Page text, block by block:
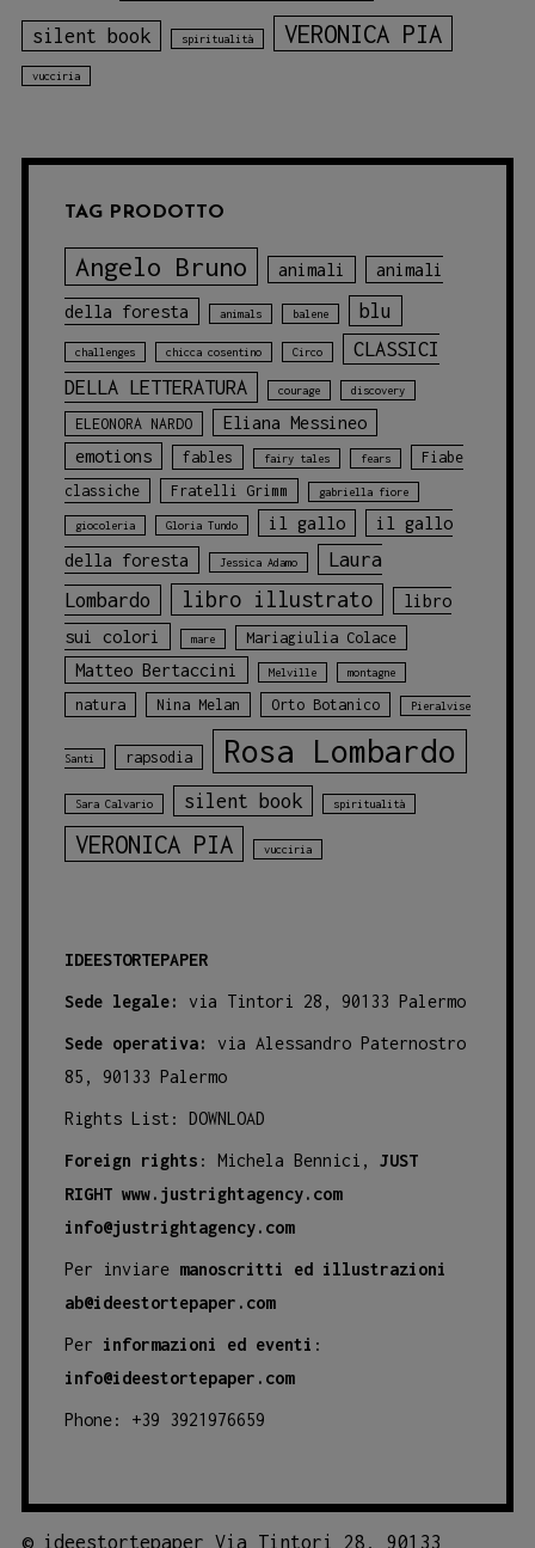
silent book spiritualità VERONICA PIA
vucciria
TAG PRODOTTO
Angelo Bruno animali animali
della foresta animals balene blu
challenges chicca cosentino Circo
CLASSICI
DELLA LETTERATURA
courage discovery
ELEONORA NARDO
Eliana Messineo
emotions
fables fairy tales fears
Fiabe
classiche
Fratelli Grimm gabriella fiore
giocoleria Gloria Tundo il gallo
il gallo
della foresta
Jessica Adamo
Laura
Lombardo
libro illustrato
libro
sui colori
mare Mariagiulia Colace
Matteo Bertaccini Melville montagne
natura Nina Melan Orto Botanico Pieralvise
Santi rapsodia Rosa Lombardo
Sara Calvario silent book spiritualità
VERONICA PIA vucciria
IDEESTORTEPAPER
Sede legale: via Tintori 28, 90133 Palermo
Sede operativa:
via Alessandro Paternostro
85, 90133 Palermo
Rights List: DOWNLOAD
Foreign rights : Michela Bennici, JUST
RIGHT www.justrightagency.com
info@justrightagency.com
Per inviare manoscritti ed illustrazioni
ab@ideestortepaper.com
Per informazioni ed eventi :
info@ideestortepaper.com
Phone: +39 3921976659
© ideestortepaper Via Tintori 28, 90133